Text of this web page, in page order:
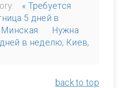
« Требуется
5 дней в
Нужна
в неделю, Киев,
back to top